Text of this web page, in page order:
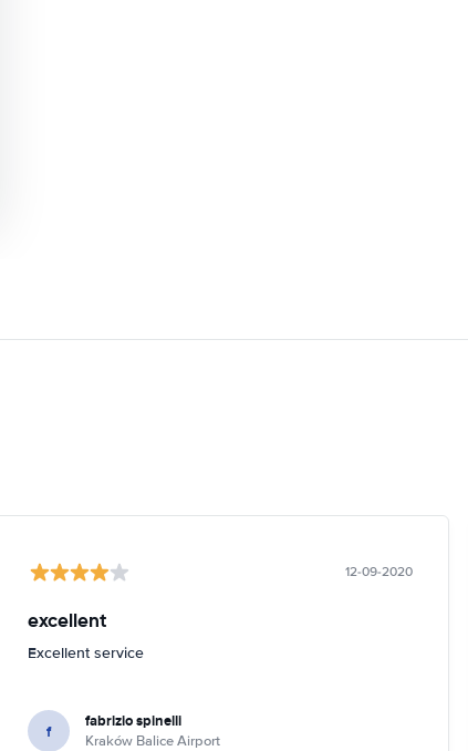
12-09-2020
excellent
Excellent service
f fabrizio spinelli
Kraków Balice Airport